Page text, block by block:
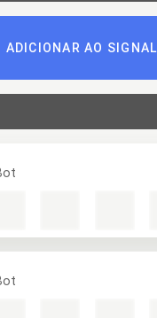
ADICIONAR AO SIGNAL